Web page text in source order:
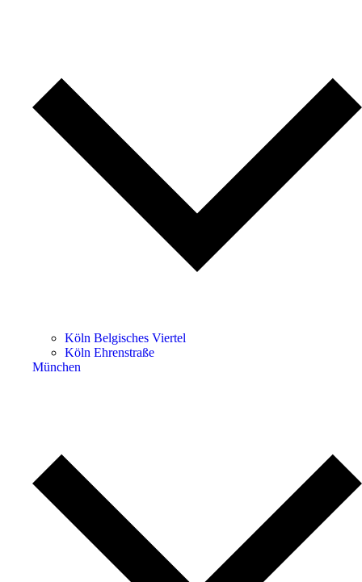
Köln Belgisches Viertel
Köln Ehrenstraße
München